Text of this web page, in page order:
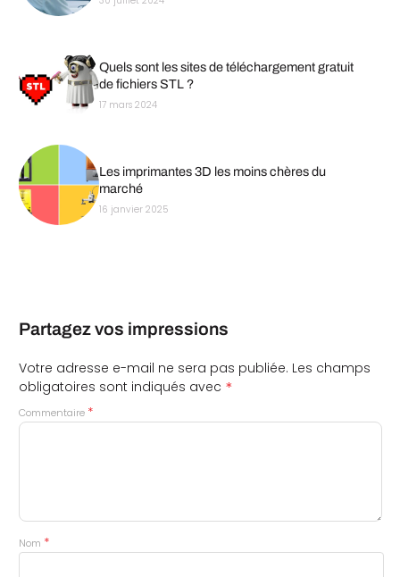
Quels sont les sites de téléchargement gratuit
de fichiers STL ?
17 mars 2024
Les imprimantes 3D les moins chères du
marché
16 janvier 2025
Partagez vos impressions
Votre adresse e-mail ne sera pas publiée. Les champs
obligatoires sont indiqués avec *
Commentaire *
Nom *